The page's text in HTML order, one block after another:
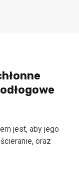
jest, aby jego
ścieranie, oraz